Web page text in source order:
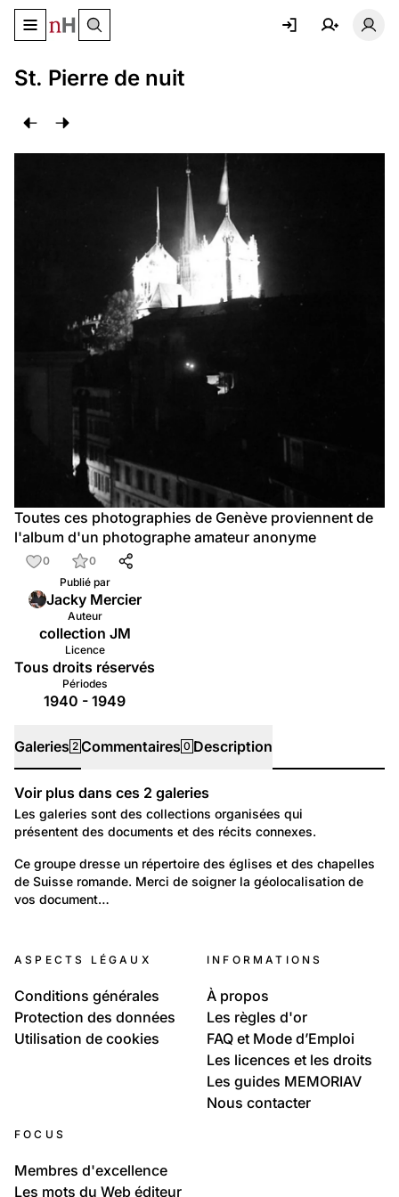
Basculer le menu de navigation
St. Pierre de nuit
Toutes ces photographies de Genève proviennent de
l'album d'un photographe amateur anonyme
0
0
Publié par
Jacky Mercier
Auteur
collection JM
Licence
Tous droits réservés
Périodes
1940 - 1949
Galeries 2 Commentaires 0 Description
Galeries
Voir plus dans ces 2 galeries
Les galeries sont des collections organisées qui
présentent des documents et des récits connexes.
Temps libre et culture: Tradition et religion
Monuments religieux
Ce groupe dresse un répertoire des églises et des chapelles
de Suisse romande. Merci de soigner la géolocalisation de
vos document…
Cathédrale Saint-Pierre Genève
ASPECTS LÉGAUX
Conditions générales
Protection des données
Utilisation de cookies
INFORMATIONS
À propos
Les règles d'or
FAQ et Mode d’Emploi
Les licences et les droits
Les guides MEMORIAV
Nous contacter
FOCUS
Membres d'excellence
Les mots du Web éditeur